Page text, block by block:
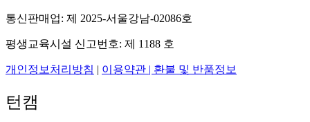
통신판매업: 제 2025-서울강남-02086호
평생교육시설 신고번호: 제 1188 호
개인정보처리방침 | 이용약관 | 환불 및 반품정보
턴캠